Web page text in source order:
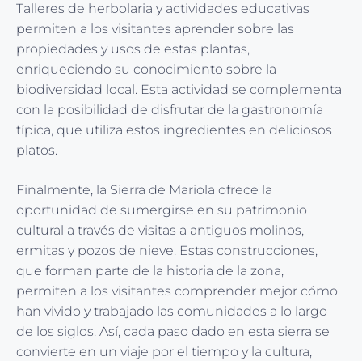
Talleres de herbolaria y actividades educativas
permiten a los visitantes aprender sobre las
propiedades y usos de estas plantas,
enriqueciendo su conocimiento sobre la
biodiversidad local. Esta actividad se complementa
con la posibilidad de disfrutar de la gastronomía
típica, que utiliza estos ingredientes en deliciosos
platos.
Finalmente, la Sierra de Mariola ofrece la
oportunidad de sumergirse en su patrimonio
cultural a través de visitas a antiguos molinos,
ermitas y pozos de nieve. Estas construcciones,
que forman parte de la historia de la zona,
permiten a los visitantes comprender mejor cómo
han vivido y trabajado las comunidades a lo largo
de los siglos. Así, cada paso dado en esta sierra se
convierte en un viaje por el tiempo y la cultura,